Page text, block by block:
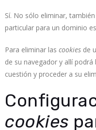
Sí. No sólo eliminar,
particular para un dominio
Para eliminar las cookies de
de su navegador y allí
cuestión y proceder a su
cookies